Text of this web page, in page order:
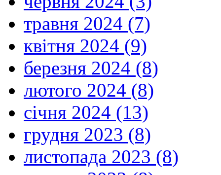
травня 2024 (7)
квітня 2024 (9)
березня 2024 (8)
лютого 2024 (8)
січня 2024 (13)
грудня 2023 (8)
листопада 2023 (8)